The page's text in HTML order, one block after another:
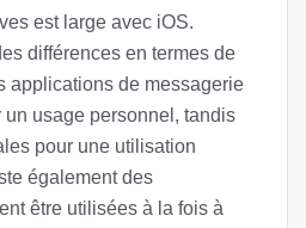
est large avec iOS.
différences en termes de
applications de messagerie
usage personnel, tandis
pour une utilisation
également des
être utilisées à la fois à